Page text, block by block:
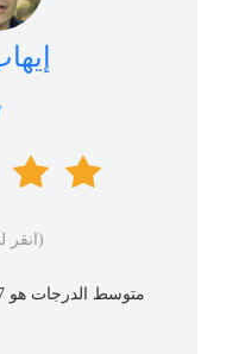
(انقر
متوسط ​​الدرجات هو 4.7 (عدد المشاركين هو